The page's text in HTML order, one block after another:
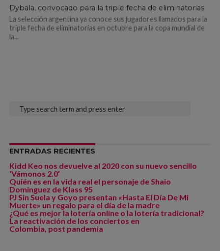
Dybala, convocado para la triple fecha de eliminatorias
La selección argentina ya conoce sus jugadores llamados para la
triple fecha de eliminatorias en octubre para la copa mundial de
la...
ENTRADAS RECIENTES
Kidd Keo nos devuelve al 2020 con su nuevo sencillo
‘Vámonos 2.0’
Quién es en la vida real el personaje de Shaio
Dominguez de Klass 95
PJ Sin Suela y Goyo presentan «Hasta El Día De Mi
Muerte» un regalo para el día de la madre
¿Qué es mejor la lotería online o la lotería tradicional?
La reactivación de los conciertos en
Colombia, post pandemia